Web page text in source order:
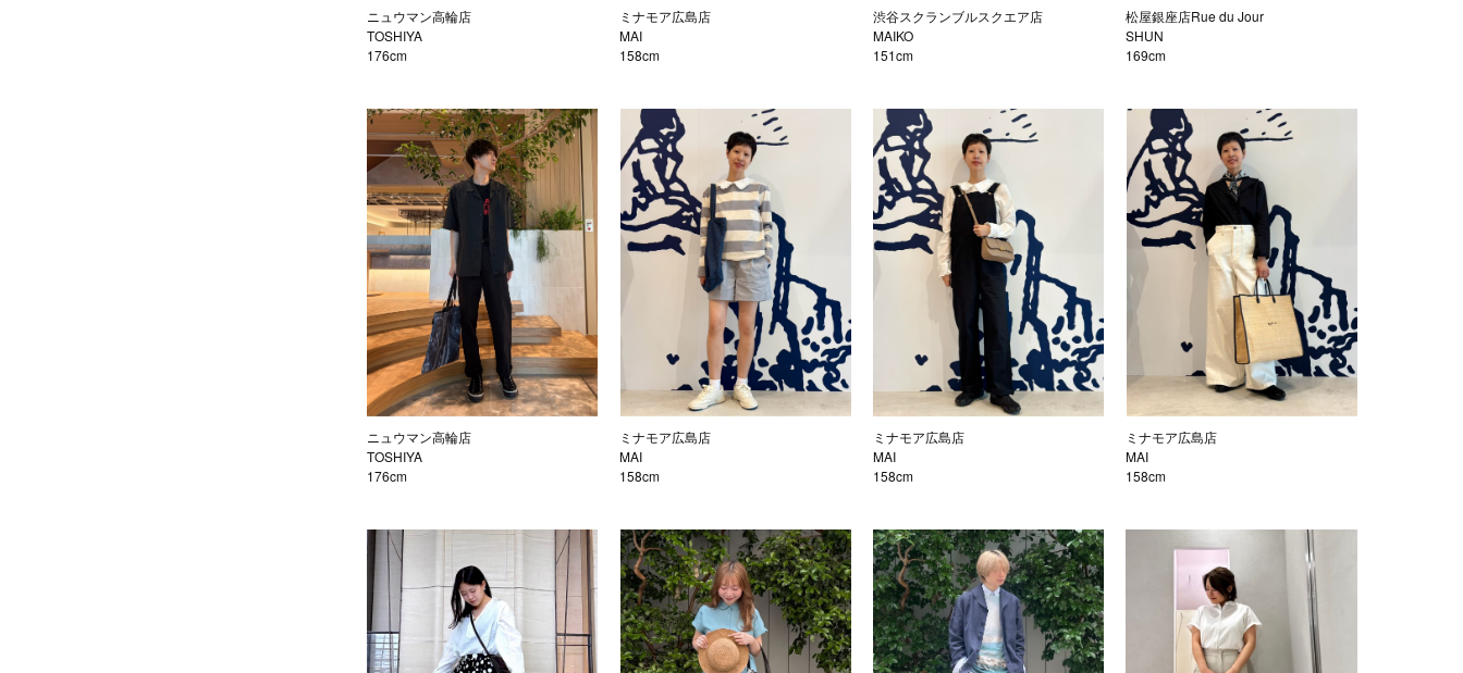
ニュウマン高輪店
TOSHIYA
176cm
ミナモア広島店
MAI
158cm
渋谷スクランブルスクエア店
MAIKO
151cm
松屋銀座店Rue du Jour
SHUN
169cm
ニュウマン高輪店
TOSHIYA
176cm
ミナモア広島店
MAI
158cm
ミナモア広島店
MAI
158cm
ミナモア広島店
MAI
158cm